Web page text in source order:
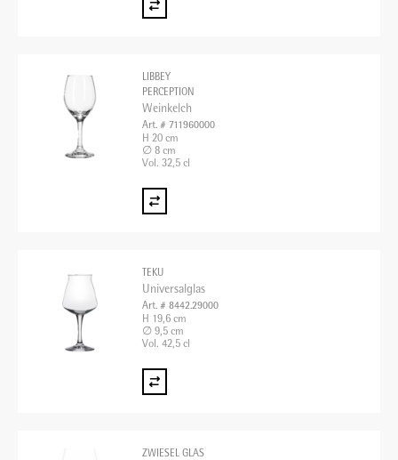
LIBBEY
PERCEPTION
Weinkelch
Art. # 711960000
H 20 cm
∅ 8 cm
Vol. 32,5 cl
TEKU
Universalglas
Art. # 8442.29000
H 19,6 cm
∅ 9,5 cm
Vol. 42,5 cl
ZWIESEL GLAS